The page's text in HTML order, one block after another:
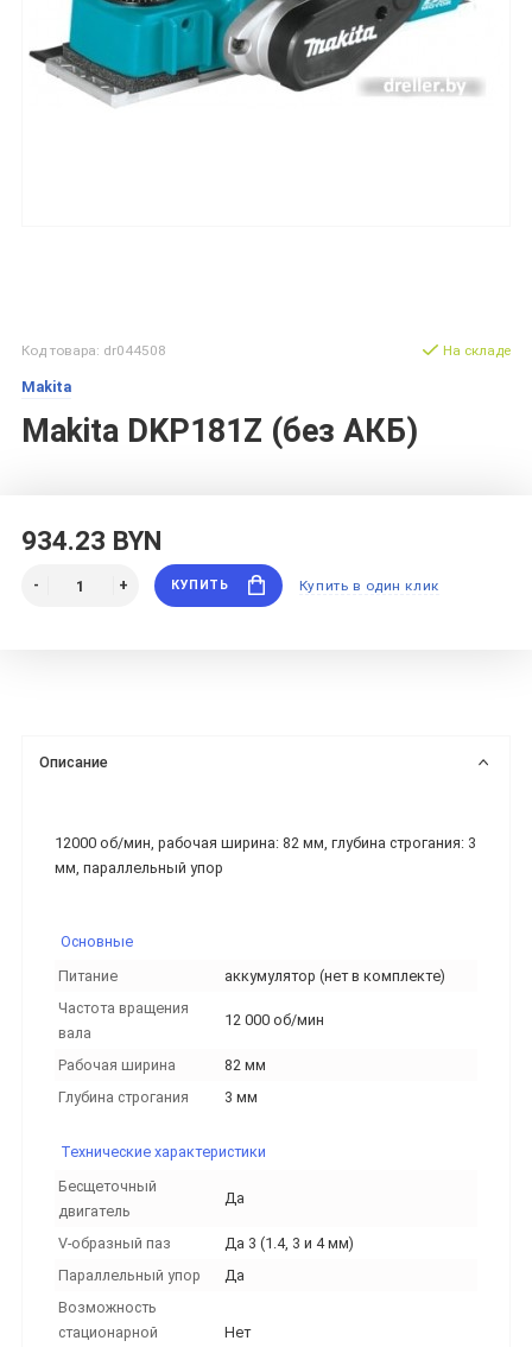
Код товара: dr044508
Makita
Makita DKP181Z (без АКБ)
На складе
934.23 BYN
КУПИТЬ Купить в один клик
Описание
12000 об/мин, рабочая ширина: 82 мм, глубина строгания: 3
мм, параллельный упор
Основные
Питание
аккумулятор (нет в комплекте)
Частота вращения
вала
12 000 об/мин
Рабочая ширина
82 мм
Глубина строгания
3 мм
Технические характеристики
Бесщеточный
двигатель
Да
V-образный паз
Да 3 (1.4, 3 и 4 мм)
Параллельный упор
Да
Возможность
стационарной
Нет